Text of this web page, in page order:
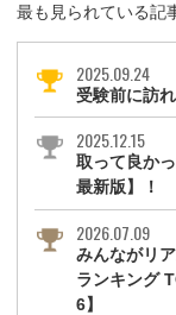
最も見られている記
2025.09.24
受験前に訪
2025.12.15
取って良か
最新版】！
2026.07.09
みんながリ
ランキング
6】